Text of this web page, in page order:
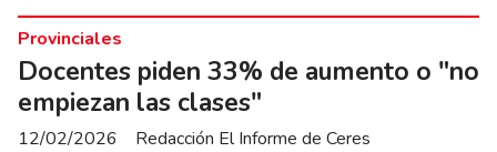
Docentes piden 33% de aumento o "no
empiezan las clases"
Redacción El Informe de Ceres
Provinciales
12/02/2026